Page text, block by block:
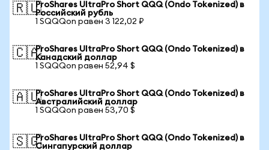
🇷🇺ProShares UltraPro Short QQQ (Ondo Tokenized) в
Российский рубль
1 SQQQon равен 3 122,02 ₽
🇨🇦ProShares UltraPro Short QQQ (Ondo Tokenized) в
Канадский доллар
1 SQQQon равен 52,94 $
🇦🇺ProShares UltraPro Short QQQ (Ondo Tokenized) в
Австралийский доллар
1 SQQQon равен 53,70 $
🇸🇬ProShares UltraPro Short QQQ (Ondo Tokenized) в
Сингапурский доллар